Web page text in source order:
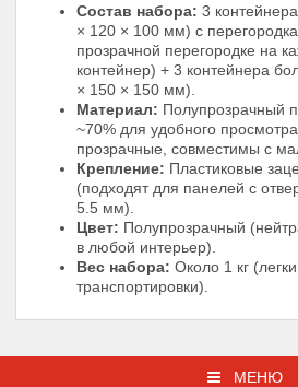
Состав набора: 3
× 120 × 100 мм) с
прозрачной перегородке на
контейнер) + 3 контейнера
× 150 × 150 мм).
Материал: Полупрозрачный
~70% для удобного
прозрачные, совместимы с
Крепление: Пластиковые
(подходят для панелей с
5.5 мм).
Цвет: Полупрозрачный
в любой интерьер).
Вес набора: Около 1 кг
транспортировки).
МЕНЮ